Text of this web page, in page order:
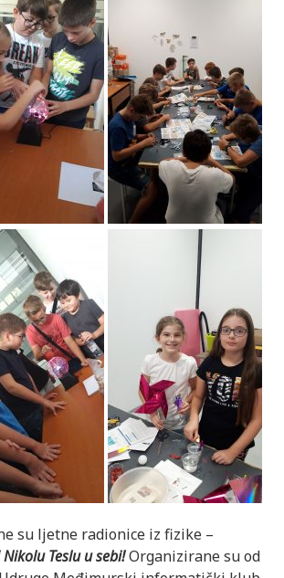
su ljetne radionice iz fizike –
Teslu u sebi!Organizirane su od